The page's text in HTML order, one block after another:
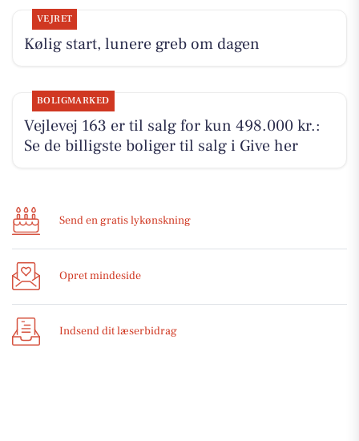
VEJRET
Kølig start, lunere greb om dagen
BOLIGMARKED
Vejlevej 163 er til salg for kun 498.000 kr.:
Se de billigste boliger til salg i Give her
Send en gratis lykønskning
Opret mindeside
Indsend dit læserbidrag